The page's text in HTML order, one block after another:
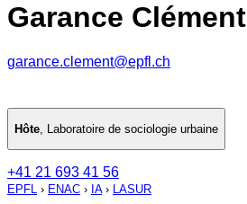
Garance Clément
garance.clement@epfl.ch
Hôte, Laboratoire de sociologie urbaine
+41 21 693 41 56
EPFL › ENAC › IA› LASUR